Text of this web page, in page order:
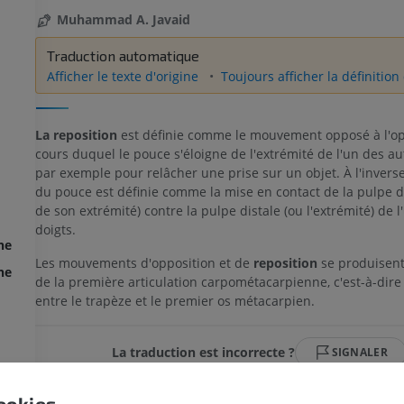
Muhammad A. Javaid
Traduction automatique
Afficher le texte d'origine
Toujours afficher la définition
La reposition est définie comme le mouvement opposé à
cours duquel le pouce s'éloigne de l'extrémité de l'un des
par exemple pour relâcher une prise sur un objet. À
du pouce est définie comme la mise en contact de la pulpe
de son extrémité) contre la pulpe distale (ou l'extrémité) de
doigts.
Les mouvements d'opposition et de reposition se
de la première articulation carpométacarpienne, c'est-à-
entre le trapèze et le premier os métacarpien.
La traduction est incorrecte ? SIGNALER